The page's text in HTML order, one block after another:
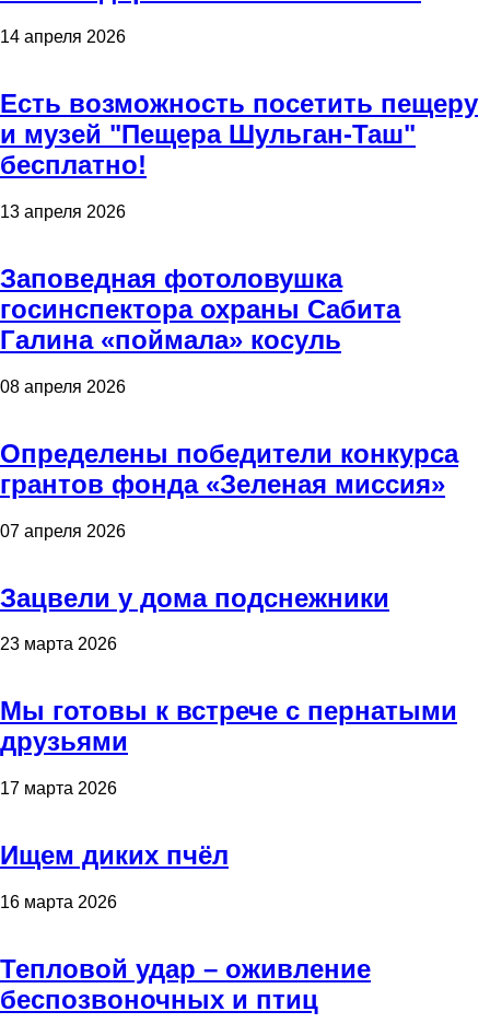
14 апреля 2026
Есть возможность посетить пещеру
и музей "Пещера Шульган-Таш"
бесплатно!
13 апреля 2026
Заповедная фотоловушка
госинспектора охраны Сабита
Галина «поймала» косуль
08 апреля 2026
Определены победители конкурса
грантов фонда «Зеленая миссия»
07 апреля 2026
Зацвели у дома подснежники
23 марта 2026
Мы готовы к встрече с пернатыми
друзьями
17 марта 2026
Ищем диких пчёл
16 марта 2026
Тепловой удар – оживление
беспозвоночных и птиц